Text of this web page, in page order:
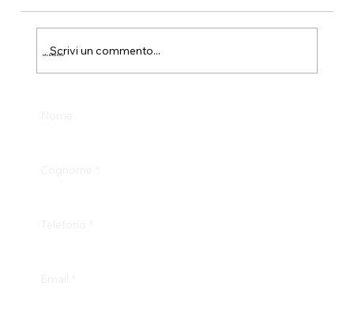
Scrivi un commento...
Info & Test Drive